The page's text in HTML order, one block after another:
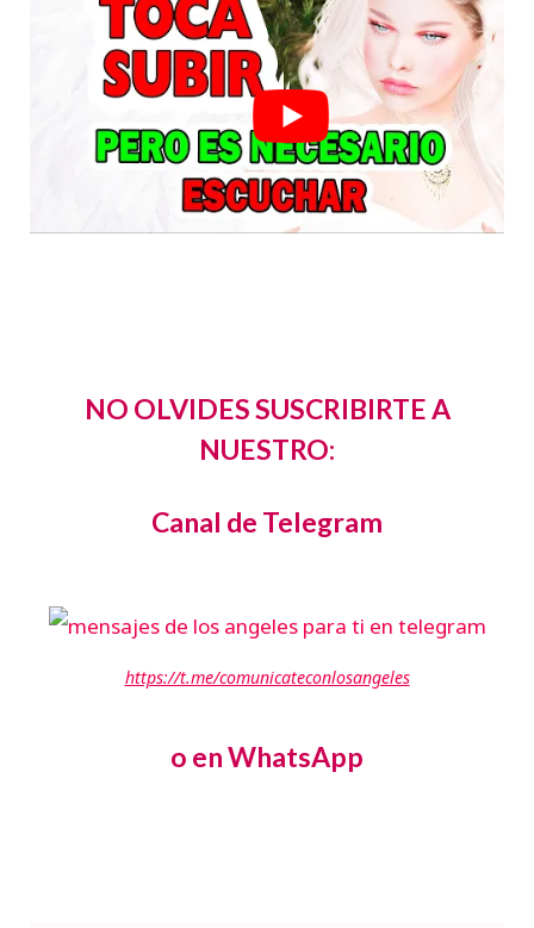
NO OLVIDES SUSCRIBIRTE A
NUESTRO:
Canal de Telegram
https://t.me/comunicateconlosangeles
o en WhatsApp